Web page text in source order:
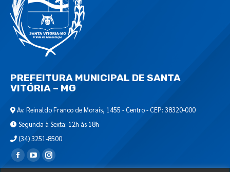
PREFEITURA MUNICIPAL DE SANTA
VITÓRIA – MG
Av. Reinaldo Franco de Morais, 1455 - Centro - CEP: 38320-000
Segunda à Sexta: 12h às 18h
(34) 3251-8500
Encontre-nos em: